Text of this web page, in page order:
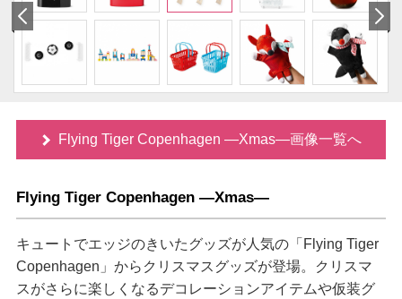
Flying Tiger Copenhagen ―Xmas―画像一覧へ
Flying Tiger Copenhagen ―Xmas―
キュートでエッジのきいたグッズが人気の「Flying Tiger
Copenhagen」からクリスマスグッズが登場。クリスマ
スがさらに楽しくなるデコレーションアイテムや仮装グ